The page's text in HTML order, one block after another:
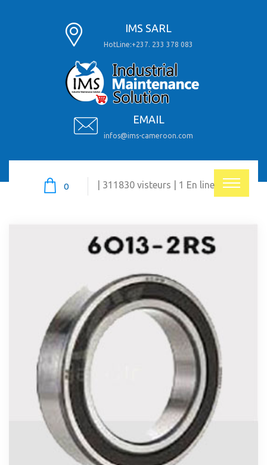
IMS SARL
HotLine:+237. 233 378 083
EMAIL
infos@ims-cameroon.com
0 | 311830 visteurs | 1 En line